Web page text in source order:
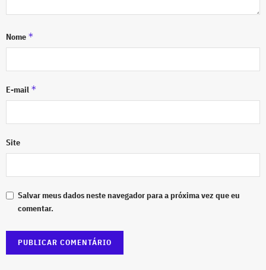
Nome *
E-mail *
Site
Salvar meus dados neste navegador para a próxima vez que eu
comentar.